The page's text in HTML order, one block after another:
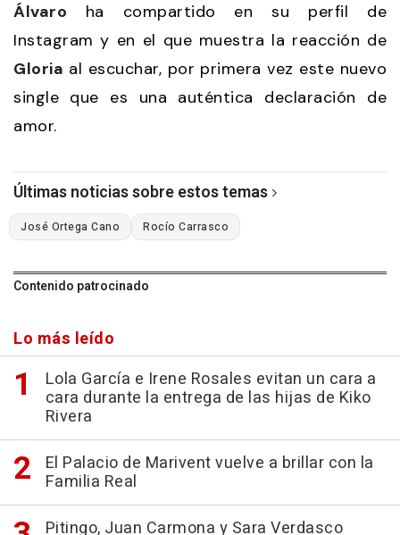
Álvaro ha compartido en su perfil de
Instagram y en el que muestra la reacción de
Gloria al escuchar, por primera vez este nuevo
single que es una auténtica declaración de
amor.
Últimas noticias sobre estos temas
José Ortega Cano Rocío Carrasco
Contenido patrocinado
Lo más leído
Lola García e Irene Rosales evitan un cara a
cara durante la entrega de las hijas de Kiko
Rivera
El Palacio de Marivent vuelve a brillar con la
Familia Real
Pitingo, Juan Carmona y Sara Verdasco